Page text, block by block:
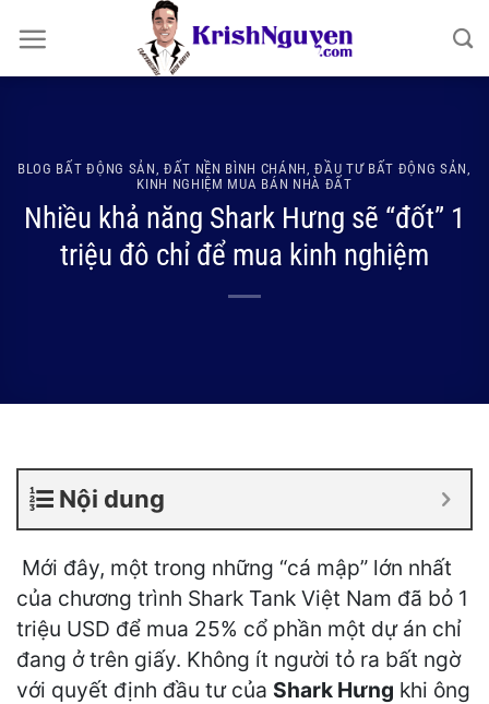
qua
nội
BLOG BẤT ĐỘNG SẢN ĐẤT NỀN BÌNH CHÁNH ,ĐẦU TƯ BẤT ĐỘNG SẢN
KINH NGHIỆM MUA BÁN NHÀ ĐẤT
Nhiều khả năng Shark Hưng sẽ “đốt” 1
triệu đô chỉ để mua kinh nghiệm
Nội dung
Mới đây, một trong những “cá mập” lớn nhất
của chương trình Shark Tank Việt Nam đã bỏ 1
triệu USD để mua 25% cổ phần một dự án chỉ
đang ở trên giấy. Không ít người tỏ ra bất ngờ
với quyết định đầu tư của Shark Hưng khi ông